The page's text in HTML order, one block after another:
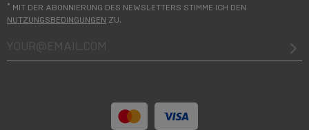
* MIT DER ABONNIERUNG DES NEWSLETTERS STIMME ICH DEN
NUTZUNGSBEDINGUNGEN ZU.
your@email.com